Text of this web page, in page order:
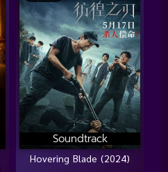
Soundtrack
Hovering Blade (2024)